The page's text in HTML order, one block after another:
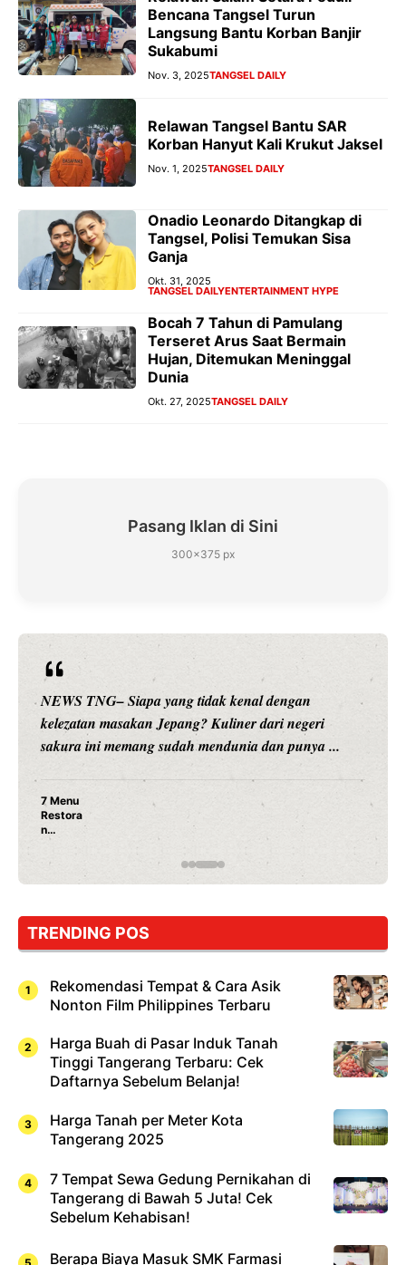
Bencana Tangsel Turun
Langsung Bantu Korban Banjir
Sukabumi
Nov. 3, 2025TANGSEL DAILY
Relawan Tangsel Bantu SAR
Korban Hanyut Kali Krukut Jaksel
Nov. 1, 2025TANGSEL DAILY
Onadio Leonardo Ditangkap di
Tangsel, Polisi Temukan Sisa
Ganja
Okt. 31, 2025
TANGSEL DAILYENTERTAINMENT HYPE
Bocah 7 Tahun di Pamulang
Terseret Arus Saat Bermain
Hujan, Ditemukan Meninggal
Dunia
Okt. 27, 2025TANGSEL DAILY
Pasang Iklan di Sini
300×375 px
NEWS TNG– Siapa sangka, dua nama besar di dunia
hiburan, Nunung Srimulat dan Vicky Prasetyo, kini
merambah dunia kuliner dengan ...
Nunung Srimulat & Vicky Prasetyo Buka Restoran
Rahasia Mami Bikin Nagih!
TRENDING POS
Rekomendasi Tempat & Cara Asik
Nonton Film Philippines Terbaru
Harga Buah di Pasar Induk Tanah
Tinggi Tangerang Terbaru: Cek
Daftarnya Sebelum Belanja!
Harga Tanah per Meter Kota
Tangerang 2025
7 Tempat Sewa Gedung Pernikahan di
Tangerang di Bawah 5 Juta! Cek
Sebelum Kehabisan!
Berapa Biaya Masuk SMK Farmasi